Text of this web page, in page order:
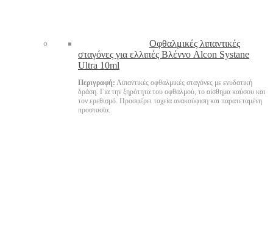
Oφθαλμικές λιπαντικές
σταγόνες για ελλιπές Βλέννο Alcon Systane
Ultra 10ml
Περιγραφή: Λιπαντικές οφθαλμικές σταγόνες με ενυδατική
δράση. Για την ξηρότητα του οφθαλμού, το αίσθημα καύσου και
τον ερεθισμό. Προσφέρει ταχεία ανακούφιση και παρατεταμένη
προστασία.